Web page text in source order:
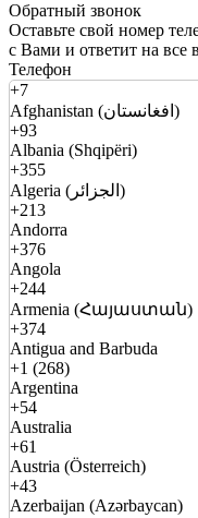
Обратный звонок
Оставьте свой номер
с Вами и ответит на все
Телефон
+7
Afghanistan (افغانستان)
+93
Albania (Shqipëri)
+355
Algeria (الجزائر)
+213
Andorra
+376
Angola
+244
Armenia (Հայաստան)
+374
Antigua and Barbuda
+1 (268)
Argentina
+54
Australia
+61
Austria (Österreich)
+43
Azerbaijan (Azərbaycan)